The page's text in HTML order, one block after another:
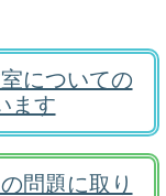
についての
ます
問題に取り